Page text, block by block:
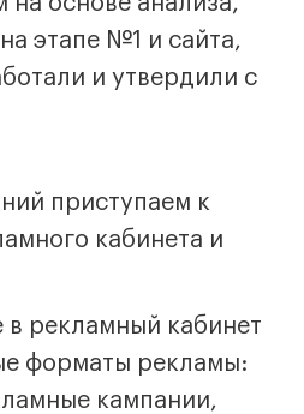
этапе №1 и сайта,
и утвердили с
приступаем к
кабинета и
в рекламный кабинет
форматы рекламы:
кампании,